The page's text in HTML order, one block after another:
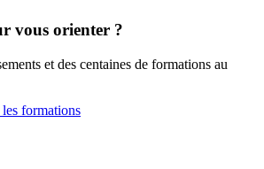
vous orienter ?
et des centaines de formations au
formations